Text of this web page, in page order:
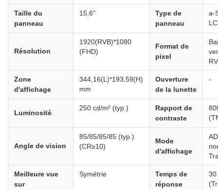
Taille du
panneau
15,6"
Type de
panneau
a-
Résolution
1920(RVB)*1080
(FHD)
Format de
pixel
Zone
d'affichage
344,16(L)*193,59(H)
mm
Ouverture
de la lunette
-
Luminosité
250 cd/m² (typ.)
Rapport de
contraste
Angle de vision
85/85/85/85 (typ.)
(CR≥10)
Mode
d'affichage
Meilleure vue
sur
Symétrie
Temps de
réponse
30